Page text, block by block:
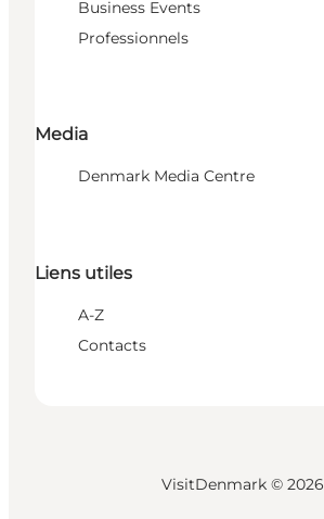
Business Events
Professionnels
Media
Denmark Media Centre
Liens utiles
A-Z
Contacts
VisitDenmark © 2026